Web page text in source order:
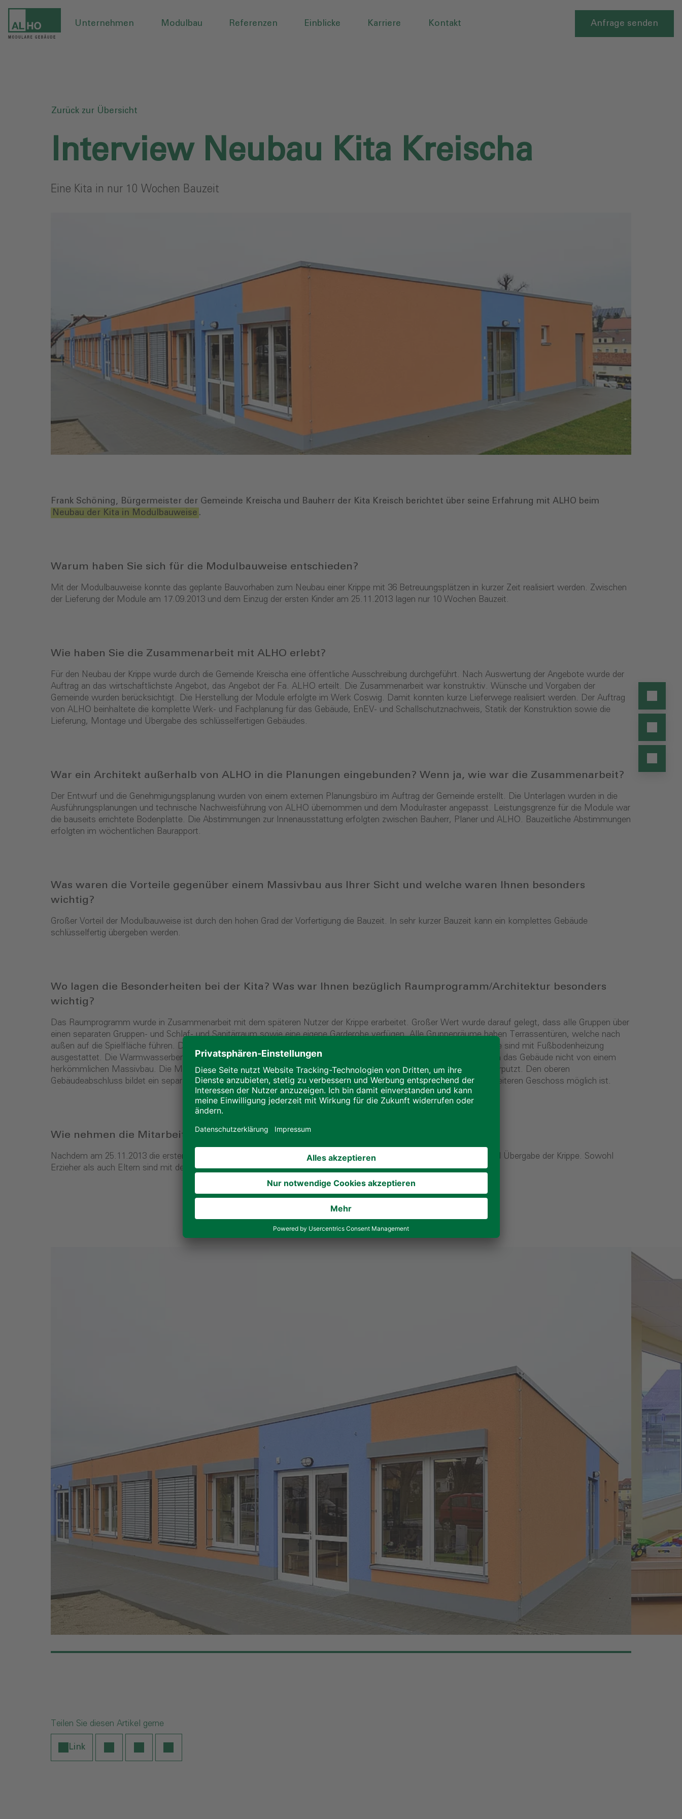
Unternehmen Modulbau Referenzen Einblicke Karriere Kontakt Anfrage senden
Zurück zur Übersicht
Interview Neubau Kita Kreischa‎
Eine Kita in nur 10 Wochen Bauzeit
Frank Schöning, Bürgermeister der Gemeinde Kreischa und Bauherr der Kita Kreisch berichtet über seine Erfahrung mit ALHO beim
Neubau der Kita in Modulbauweise .
Warum haben Sie sich für die Modulbauweise entschieden?
Mit der Modulbauweise konnte das geplante Bauvorhaben zum Neubau einer Krippe mit 36 Betreuungsplätzen in kurzer Zeit realisiert werden. Zwischen
der Lieferung der Module am 17.09.2013 und dem Einzug der ersten Kinder am 25.11.2013 lagen nur 10 Wochen Bauzeit.
Wie haben Sie die Zusammenarbeit mit ALHO erlebt?
Für den Neubau der Krippe wurde durch die Gemeinde Kreischa eine öffentliche Ausschreibung durchgeführt. Nach Auswertung der Angebote wurde der
Auftrag an das wirtschaftlichste Angebot, das Angebot der Fa. ALHO erteilt. Die Zusammenarbeit war konstruktiv. Wünsche und Vorgaben der
Gemeinde wurden berücksichtigt. Die Herstellung der Module erfolgte im Werk Coswig. Damit konnten kurze Lieferwege realisiert werden. Der Auftrag
von ALHO beinhaltete die komplette Werk- und Fachplanung für das Gebäude, EnEV- und Schallschutznachweis, Statik der Konstruktion sowie die
Lieferung, Montage und Übergabe des schlüsselfertigen Gebäudes.
War ein Architekt außerhalb von ALHO in die Planungen eingebunden? Wenn ja, wie war die Zusammenarbeit?
Der Entwurf und die Genehmigungsplanung wurden von einem externen Planungsbüro im Auftrag der Gemeinde erstellt. Die Unterlagen wurden in die
Ausführungsplanungen und technische Nachweisführung von ALHO übernommen und dem Modulraster angepasst. Leistungsgrenze für die Module war
die bauseits errichtete Bodenplatte. Die Abstimmungen zur Innenausstattung erfolgten zwischen Bauherr, Planer und ALHO. Bauzeitliche Abstimmungen
erfolgten im wöchentlichen Baurapport.
Was waren die Vorteile gegenüber einem Massivbau aus Ihrer Sicht und welche waren Ihnen besonders
wichtig?
Großer Vorteil der Modulbauweise ist durch den hohen Grad der Vorfertigung die Bauzeit. In sehr kurzer Bauzeit kann ein komplettes Gebäude
schlüsselfertig übergeben werden.
Wo lagen die Besonderheiten bei der Kita? Was war Ihnen bezüglich Raumprogramm/Architektur besonders
wichtig?
Das Raumprogramm wurde in Zusammenarbeit mit dem späteren Nutzer der Krippe erarbeitet. Großer Wert wurde darauf gelegt, dass alle Gruppen über
einen separaten Gruppen- und Schlaf- und Sanitärraum sowie eine eigene Garderobe verfügen. Alle Gruppenräume haben Terrassentüren, welche nach
außen auf die Spielfläche führen. Die Wärmeversorgung der Krippe erfolgt über eine Gas-Brennwerttherme. Alle Räume sind mit Fußbodenheizung
ausgestattet. Die Warmwasserbereitung erfolgt über Sonnenkollektoren. In der äußeren Gestaltung unterscheidet sich das Gebäude nicht von einem
herkömmlichen Massivbau. Die Module wurden oberflächig mit einem Wärmedämmverbundsystem verkleidet und verputzt. Den oberen
Gebäudeabschluss bildet ein separates Flachdach. Die Module sind so berechnet, dass die Aufstockung mit einem weiteren Geschoss möglich ist.
Wie nehmen die Mitarbeiter/Kinder/Eltern das Gebäude an? Gibt es ein Feedback?
Nachdem am 25.11.2013 die ersten Kinder das Gebäude bezogen, erfolgte am 18.12.2013 die offizielle Einweihung und Übergabe der Krippe. Sowohl
Erzieher als auch Eltern sind mit dem Gebäude zufrieden.
Teilen Sie diesen Artikel gerne
Link